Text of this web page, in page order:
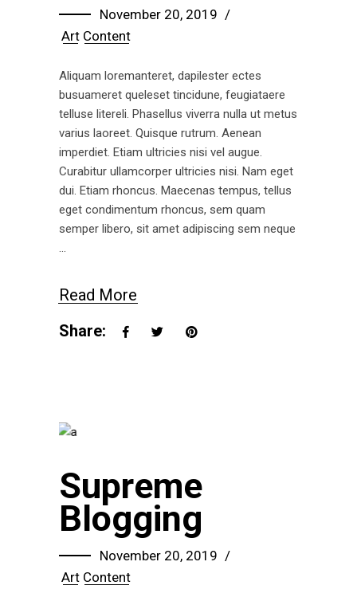
November 20, 2019
Art Content
Aliquam loremanteret, dapilester ectes
busuameret queleset tincidune, feugiataere
telluse litereli. Phasellus viverra nulla ut metus
varius laoreet. Quisque rutrum. Aenean
imperdiet. Etiam ultricies nisi vel augue.
Curabitur ullamcorper ultricies nisi. Nam eget
dui. Etiam rhoncus. Maecenas tempus, tellus
eget condimentum rhoncus, sem quam
semper libero, sit amet adipiscing sem neque
Read More
Share:
Supreme
Blogging
November 20, 2019
Art Content